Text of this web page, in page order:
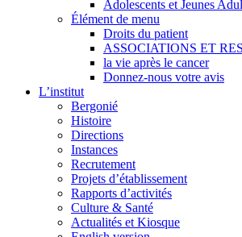
Adolescents et Jeunes
Élément de menu
Droits du patient
ASSOCIATIONS ET
la vie après le cancer
Donnez-nous votre avis
L’institut
Bergonié
Histoire
Directions
Instances
Recrutement
Projets d’établissement
Rapports d’activités
Culture & Santé
Actualités et Kiosque